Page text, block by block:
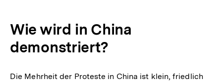
Wie wird in China
demonstriert?
Die Mehrheit der Proteste in China ist klein, friedlich